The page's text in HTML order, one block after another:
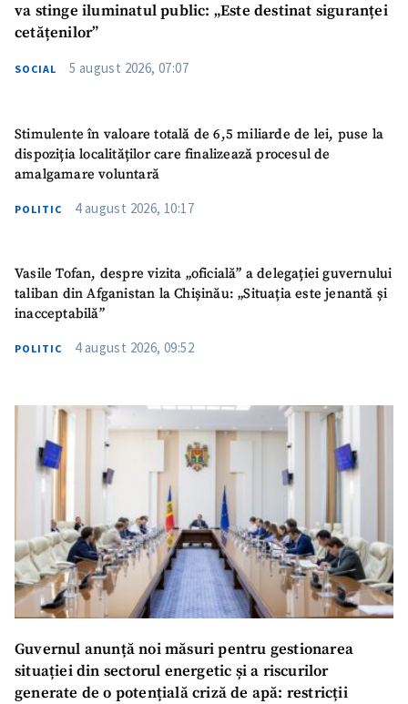
va stinge iluminatul public: „Este destinat siguranței
cetățenilor”
SOCIAL 5 august 2026, 07:07
Stimulente în valoare totală de 6,5 miliarde de lei, puse la
dispoziția localităților care finalizează procesul de
amalgamare voluntară
POLITIC 4 august 2026, 10:17
Vasile Tofan, despre vizita „oficială” a delegației guvernului
taliban din Afganistan la Chișinău: „Situația este jenantă și
inacceptabilă”
POLITIC 4 august 2026, 09:52
Guvernul anunță noi măsuri pentru gestionarea
situației din sectorul energetic și a riscurilor
generate de o potențială criză de apă: restricții